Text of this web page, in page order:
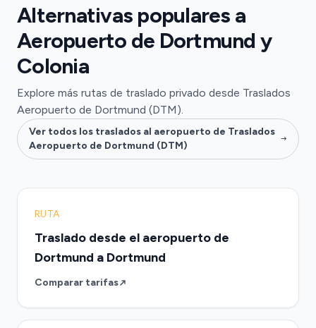
Alternativas populares a
Aeropuerto de Dortmund y
Colonia
Explore más rutas de traslado privado desde Traslados
Aeropuerto de Dortmund (DTM).
Ver todos los traslados al aeropuerto de Traslados
Aeropuerto de Dortmund (DTM)
RUTA
Traslado desde el aeropuerto de
Dortmund a Dortmund
Comparar tarifas